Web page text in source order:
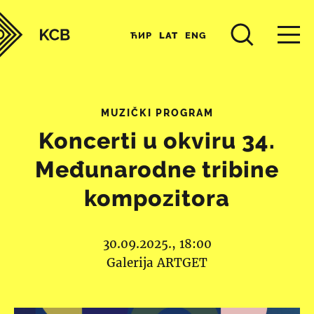
ЋИР LAT ENG
MUZIČKI PROGRAM
Koncerti u okviru 34.
Međunarodne tribine
kompozitora
30.09.2025., 18:00
Galerija ARTGET